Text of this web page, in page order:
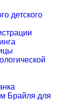
детского
Брайля для